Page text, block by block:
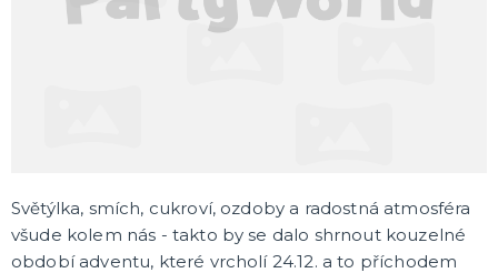
DÁRKY A ŽERTOVNÉ PŘEDMĚTY
Svatební dekorace
Svatební dekorace na auto
DALŠÍ KATEGORIE
Světýlka, smích, cukroví, ozdoby a radostná atmosféra
všude kolem nás - takto by se dalo shrnout kouzelné
období adventu, které vrcholí 24.12. a to příchodem